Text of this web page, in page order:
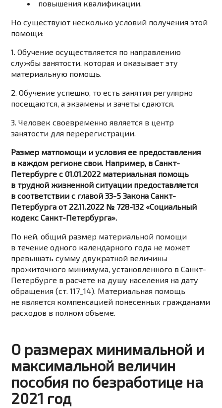
повышения квалификации.
Но существуют несколько условий получения этой
помощи:
1. Обучение осуществляется по направлению
службы занятости, которая и оказывает эту
материальную помощь.
2. Обучение успешно, то есть занятия регулярно
посещаются, а экзамены и зачеты сдаются.
3. Человек своевременно является в центр
занятости для перерегистрации.
Размер матпомощи и условия ее предоставления
в каждом регионе свои. Например, в Санкт-
Петербурге с 01.01.2022 материальная помощь
в трудной жизненной ситуации предоставляется
в соответствии с главой 33-5 Закона Санкт-
Петербурга от 22.11.2022 № 728-132 «Социальный
кодекс Санкт-Петербурга».
По ней, общий размер материальной помощи
в течение одного календарного года не может
превышать сумму двукратной величины
прожиточного минимума, установленного в Санкт-
Петербурге в расчете на душу населения на дату
обращения (ст. 117_14). Материальная помощь
не является компенсацией понесенных гражданами
расходов в полном объеме.
О размерах минимальной и
максимальной величин
пособия по безработице на
2021 год